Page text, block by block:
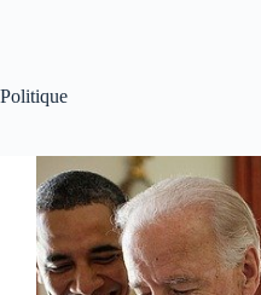
Politique